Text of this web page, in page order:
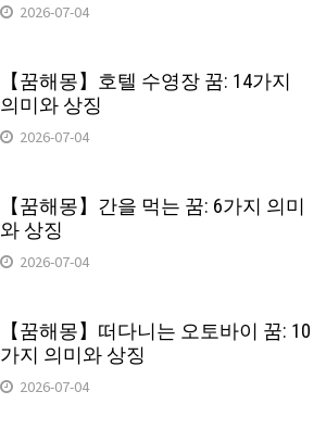
2026-07-04
【꿈해몽】호텔 수영장 꿈: 14가지
의미와 상징
2026-07-04
【꿈해몽】간을 먹는 꿈: 6가지 의미
와 상징
2026-07-04
【꿈해몽】떠다니는 오토바이 꿈: 10
가지 의미와 상징
2026-07-04